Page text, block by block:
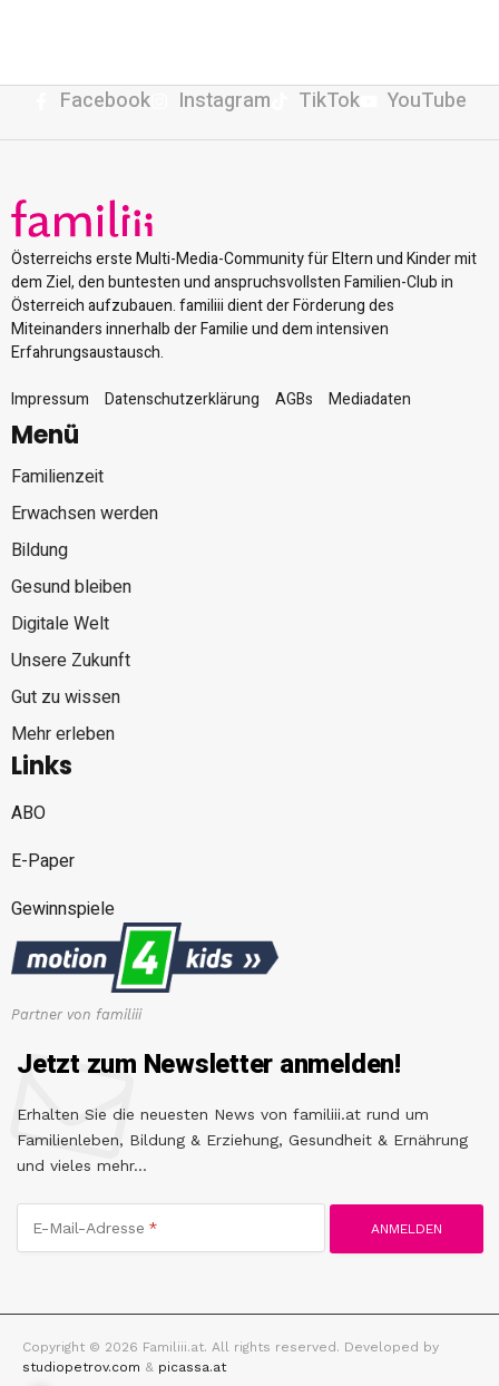
Facebook Instagram TikTok YouTube
Österreichs erste Multi-Media-Community für Eltern und Kinder mit
dem Ziel, den buntesten und anspruchsvollsten Familien-Club in
Österreich aufzubauen. familiii dient der Förderung des
Miteinanders innerhalb der Familie und dem intensiven
Erfahrungsaustausch.
Impressum
Datenschutzerklärung AGBs Mediadaten
Menü
Familienzeit
Erwachsen werden
Bildung
Gesund bleiben
Digitale Welt
Unsere Zukunft
Gut zu wissen
Mehr erleben
Links
ABO
E-Paper
Gewinnspiele
Partner von familiii
Jetzt zum Newsletter anmelden!
Erhalten Sie die neuesten News von familiii.at rund um
Familienleben, Bildung & Erziehung, Gesundheit & Ernährung
und vieles mehr...
E-Mail-Adresse
Copyright © 2026 Familiii.at. All rights reserved. Developed by
studiopetrov.com & picassa.at